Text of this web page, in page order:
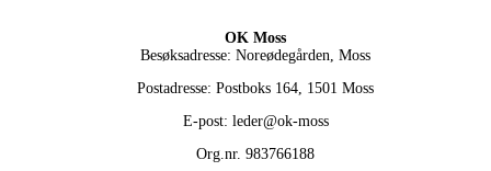
OK Moss
Besøksadresse: Noreødegården, Moss
Postadresse: Postboks 164, 1501 Moss
E-post: leder@ok-moss
Org.nr. 983766188